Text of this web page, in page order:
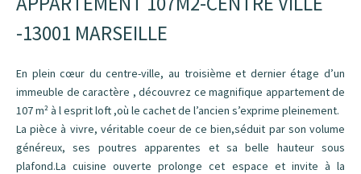
-13001 MARSEILLE
En plein cœur du centre-ville, au troisième et dernier étage d’un
immeuble de caractère , découvrez ce magnifique appartement de
107 m² à l esprit loft ,où le cachet de l’ancien s’exprime pleinement.
La pièce à vivre, véritable coeur de ce bien,séduit par son volume
généreux, ses poutres apparentes et sa belle hauteur sous
plafond.La cuisine ouverte prolonge cet espace et invite à la